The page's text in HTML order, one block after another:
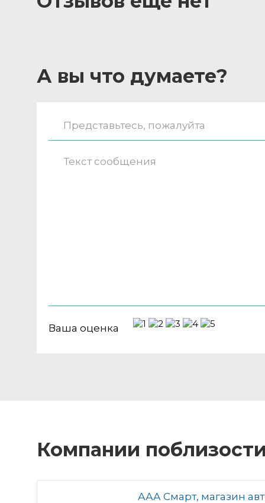
А вы что думаете?
Ваша оценка
Компании
ААА Смарт, магазин